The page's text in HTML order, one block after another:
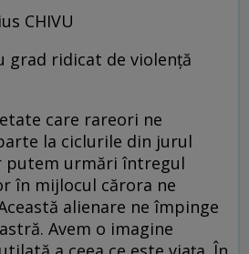
CHIVU
grad ridicat de violenţă
care rareori ne
la ciclurile din jurul
putem urmări întregul
în mijlocul cărora ne
alienare ne împinge
Avem o imagine